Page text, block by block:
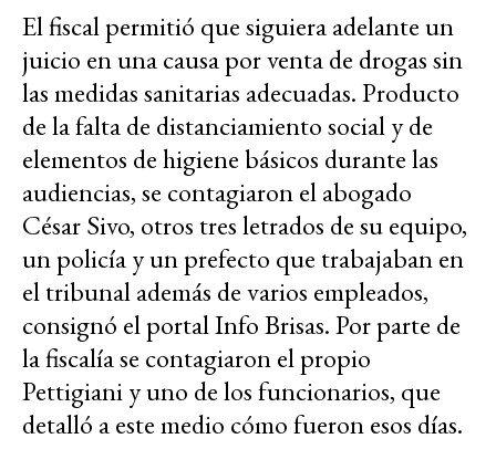
El fiscal permitió que siguiera adelante un
juicio en una causa por venta de drogas sin
las medidas sanitarias adecuadas. Producto
de la falta de distanciamiento social y de
elementos de higiene básicos durante las
audiencias, se contagiaron el abogado
César Sivo, otros tres letrados de su equipo,
un policía y un prefecto que trabajaban en
el tribunal además de varios empleados,
consignó el portal Info Brisas. Por parte de
la fiscalía se contagiaron el propio
Pettigiani y uno de los funcionarios, que
detalló a este medio cómo fueron esos días.